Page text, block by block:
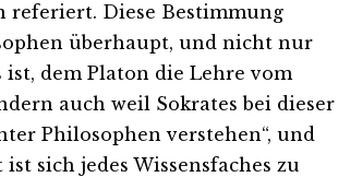
referiert. Diese Bestimmung
überhaupt, und nicht nur
dem Platon die Lehre vom
auch weil Sokrates bei dieser
Philosophen verstehen“, und
sich jedes Wissensfaches zu